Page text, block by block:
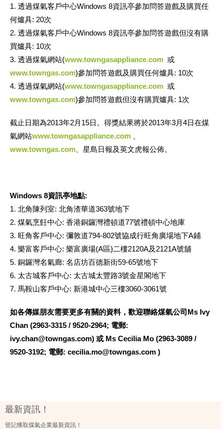
1. 透過煤氣客戶中心Windows 8資訊亭參加問答遊戲及購買任
何爐具: 20次
2. 透過煤氣客戶中心Windows 8資訊亭參加問答遊戲但沒有購
買爐具: 10次
3. 透過煤氣網站(www.towngasappliance.com 或
www.towngas.com)參加問答遊戲及購買任何爐具: 10次
4. 透過煤氣網站(www.towngasappliance.com 或
www.towngas.com)參加問答遊戲但沒有購買爐具: 1次
截止日期為2013年2月15日。得獎結果將於2013年3月4日在煤
氣網站www.towngasappliance.com
www.towngas.com 、星島日報及英文虎報公佈。
Windows 8資訊亭地點:
1. 北角陳列室: 北角渣華道363號地下
2. 煤氣烹飪中心: 香港銅鑼灣禮頓道77號禮頓中心地庫
3. 旺角客戶中心: 彌敦道794-802號協成行旺角廣場地下A鋪
4. 樂富客戶中心: 樂富廣場(A區)二樓2120A及2121A號舖
5. 銅鑼灣名氣廊: 名店坊百德新街59-65號地下
6. 太古城客戶中心: 太古城太豐路3號金星閣地下
7. 馬鞍山客戶中心: 新港城中心三樓3060-3061號
如各傳媒朋友需要更多有關的資料，歡迎聯絡煤氣公司Ms Ivy
Chan (2963-3315 / 9520-2964; 電郵:
ivy.chan@towngas.com) 或 Ms Cecilia Mo (2963-3089 /
9520-3192; 電郵: cecilia.mo@towngas.com )
最新資訊！
登記獲取煤氣企業最新資訊！